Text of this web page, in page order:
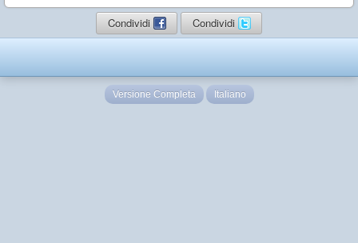
Condividi Condividi
Versione Completa Italiano